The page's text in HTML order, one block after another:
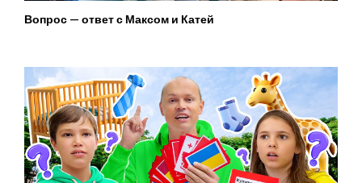
Вопрос — ответ с Максом и Катей